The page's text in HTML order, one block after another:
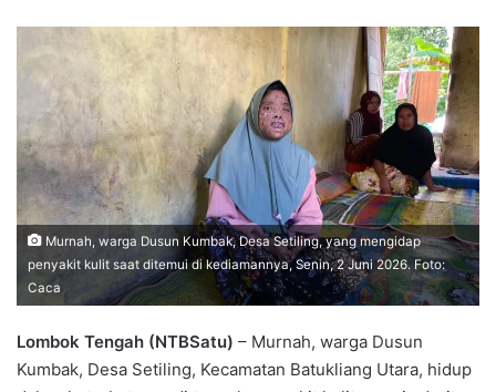
Murnah, warga Dusun Kumbak, Desa Setiling, yang mengidap
penyakit kulit saat ditemui di kediamannya, Senin, 2 Juni 2026. Foto:
Caca
Lombok Tengah (NTBSatu) – Murnah, warga Dusun
Kumbak, Desa Setiling, Kecamatan Batukliang Utara, hidup